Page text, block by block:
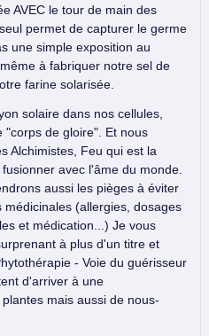
AVEC le tour de main des
permet de capturer le germe
une simple exposition au
à fabriquer notre sel de
farine solarisée.
solaire dans nos cellules,
"corps de gloire". Et nous
Alchimistes, Feu qui est la
avec l'âme du monde.
aussi les pièges à éviter
(allergies, dosages
et médication...) Je vous
à plus d'un titre et
- Voie du guérisseur
d'arriver à une
mais aussi de nous-